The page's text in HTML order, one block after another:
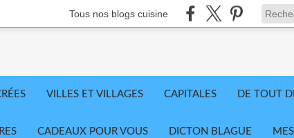
Tous nos blogs cuisine
VILLES ET VILLAGES CAPITALES DE TOUT
CADEAUX POUR VOUS DICTON BLAGUE